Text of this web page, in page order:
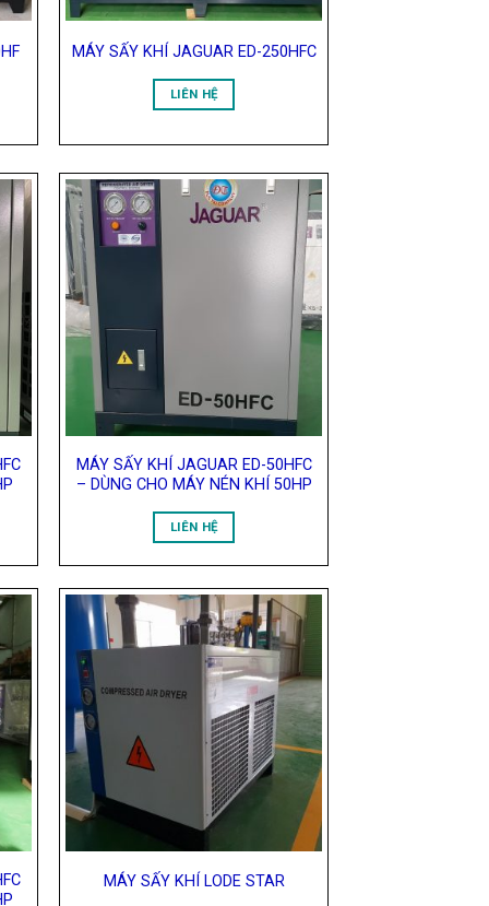
MÁY SẤY KHÍ JAGUAR ED-250HFC
LIÊN HỆ
Add to
Wishlist
MÁY SẤY KHÍ JAGUAR ED-50HFC
– DÙNG CHO MÁY NÉN KHÍ 50HP
LIÊN HỆ
to
Add to
Wishlist
MÁY SẤY KHÍ LODE STAR